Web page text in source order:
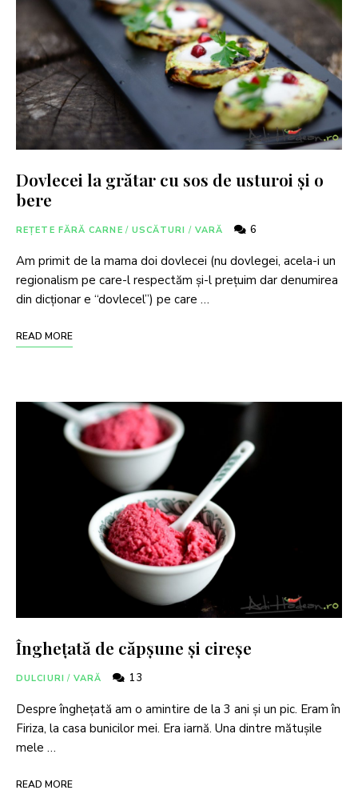
Dovlecei la grătar cu sos de usturoi și o
bere
REȚETE FĂRĂ CARNE / USCĂTURI / VARĂ 6
Am primit de la mama doi dovlecei (nu dovlegei, acela-i un
regionalism pe care-l respectăm și-l prețuim dar denumirea
din dicționar e “dovlecel”) pe care …
READ MORE
Înghețată de căpșune și cireșe
DULCIURI / VARĂ 13
Despre înghețată am o amintire de la 3 ani și un pic. Eram în
Firiza, la casa bunicilor mei. Era iarnă. Una dintre mătușile
mele …
READ MORE